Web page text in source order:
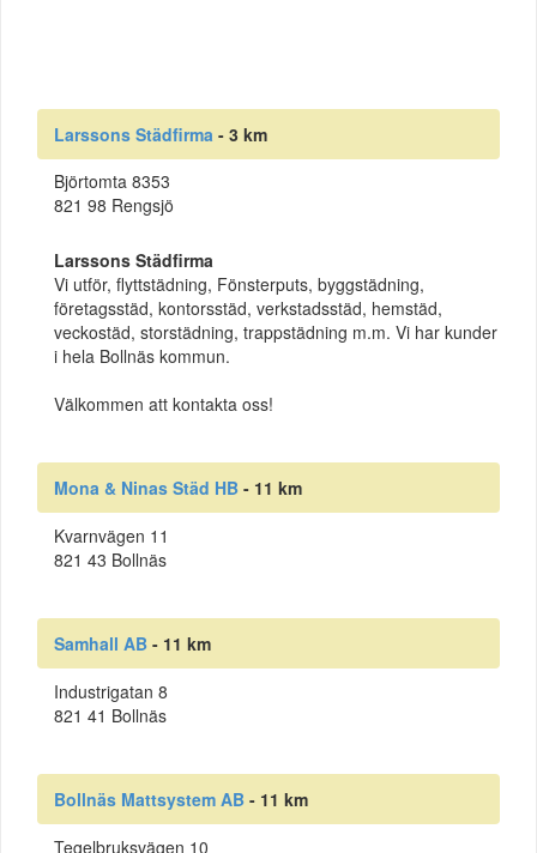
Larssons Städfirma - 3 km
Björtomta 8353
821 98 Rengsjö
Larssons Städfirma
Vi utför, flyttstädning, Fönsterputs, byggstädning,
företagsstäd, kontorsstäd, verkstadsstäd, hemstäd,
veckostäd, storstädning, trappstädning m.m. Vi har kunder
i hela Bollnäs kommun.
Välkommen att kontakta oss!
Mona & Ninas Städ HB - 11 km
Kvarnvägen 11
821 43 Bollnäs
Samhall AB - 11 km
Industrigatan 8
821 41 Bollnäs
Bollnäs Mattsystem AB - 11 km
Tegelbruksvägen 10